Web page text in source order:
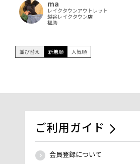
ma
レイクタウンアウトレット
越谷レイクタウン店
福助
並び替え 新着順 人気順
ご利用ガイド
会員登録について